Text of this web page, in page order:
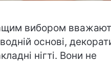
вибором
основі,
нігті. Вони не